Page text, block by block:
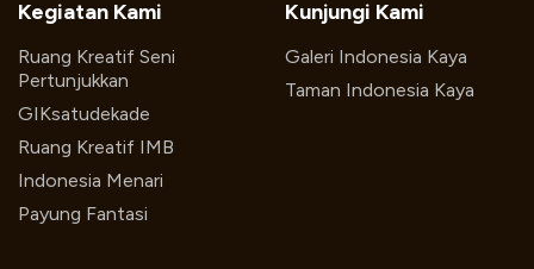
Kegiatan Kami
Ruang Kreatif Seni
Pertunjukkan
GIKsatudekade
Ruang Kreatif IMB
Indonesia Menari
Payung Fantasi
Kunjungi Kami
Galeri Indonesia Kaya
Taman Indonesia Kaya